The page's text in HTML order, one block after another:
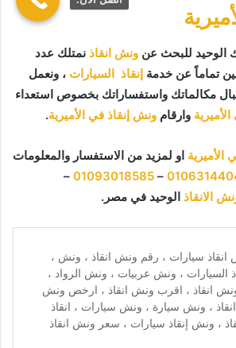
الوحيد للبحث عن ونش انقاذ نمتلك عدد
تماماً عن خدمة إنقاذ السيارات ، ونعمل
مكالماتك واستفساراتك بخصوص استعداء
وارقام ونش إنقاذ في الأميرية.
الأميرية او لمزيد من الاستفسار والمعلومات
–
01093018585
–
الانقاذ الوحيد في مصر.